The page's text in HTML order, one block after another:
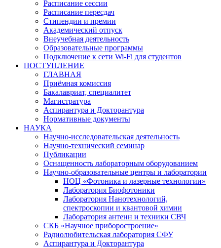
Расписание сессии
Расписание пересдач
Стипендии и премии
Академический отпуск
Внеучебная деятельность
Образовательные программы
Подключение к сети Wi-Fi для студентов
ПОСТУПЛЕНИЕ
ГЛАВНАЯ
Приёмная комиссия
Бакалавриат, специалитет
Магистратура
Аспирантура и Докторантура
Нормативные документы
НАУКА
Научно-исследовательская деятельность
Научно-технический семинар
Публикации
Оснащенность лабораторным оборудованием
Научно-образовательные центры и лаборатории
НОЦ «Фотоника и лазерные технологии»
Лаборатория Биофотоники
Лаборатория Нанотехнологий,
спектроскопии и квантовой химии
Лаборатория антенн и техники СВЧ
СКБ «Научное приборостроение»
Радиолюбительская лаборатория СФУ
Аспирантура и Докторантура